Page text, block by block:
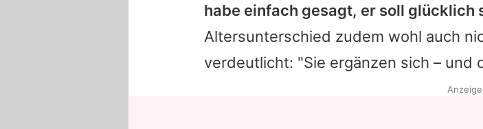
habe einfach gesagt, er soll glücklich
Altersunterschied zudem wohl auch
verdeutlicht: "Sie ergänzen sich – und
Anzeige